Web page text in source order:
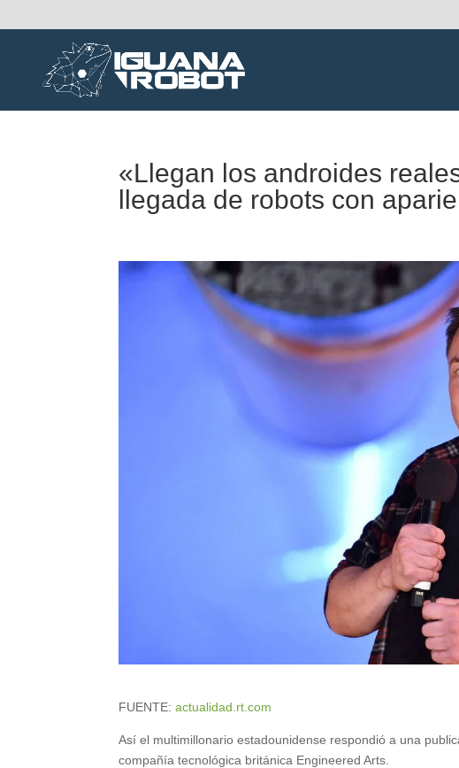
«Llegan los androides
llegada de robots con
FUENTE:actualidad.rt.com
Así el multimillonario estadounidense respondió a una
compañía tecnológica británica Engineered Arts.